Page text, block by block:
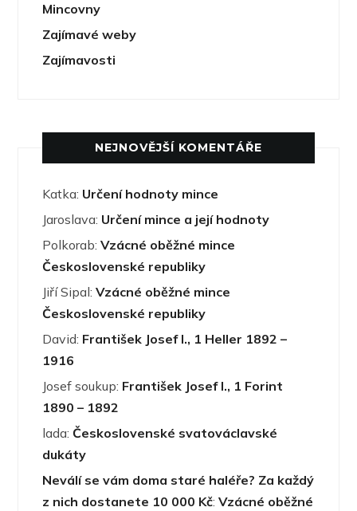
Mincovny
Zajímavé weby
Zajímavosti
NEJNOVĚJŠÍ KOMENTÁŘE
Katka: Určení hodnoty mince
Jaroslava: Určení mince a její hodnoty
Polkorab:Vzácné oběžné mince
Československé republiky
Jiří Sipal:Vzácné oběžné mince
Československé republiky
David: František Josef I., 1 Heller 1892 –
1916
Josef soukup: František Josef I., 1 Forint
1890 – 1892
lada: Československé svatováclavské
dukáty
Neválí se vám doma staré haléře? Za každý
z nich dostanete 10 000 Kč:Vzácné oběžné